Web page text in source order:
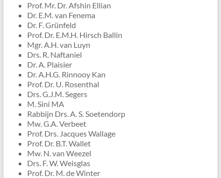
Prof. Mr. Dr. Afshin Ellian
Dr. E.M. van Fenema
Dr. F. Grünfeld
Prof. Dr. E.M.H. Hirsch Ballin
Mgr. A.H. van Luyn
Drs. R. Naftaniel
Dr. A. Plaisier
Dr. A.H.G. Rinnooy Kan
Prof. Dr. U. Rosenthal
Drs. G.J.M. Segers
M. Sini MA
Rabbijn Drs. A. S. Soetendorp
Mw. G.A. Verbeet
Prof. Drs. Jacques Wallage
Prof. Dr. B.T. Wallet
Mw. N. van Weezel
Drs. F. W. Weisglas
Prof. Dr. M. de Winter